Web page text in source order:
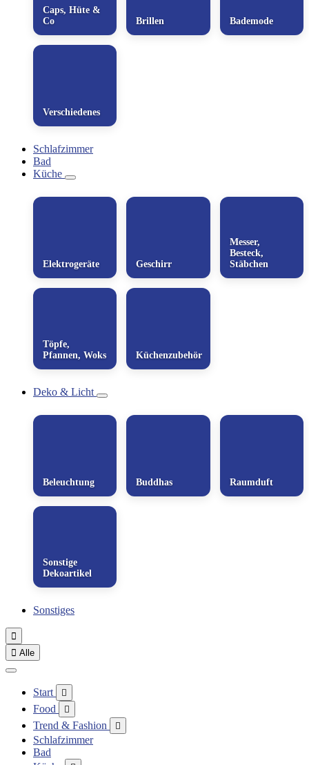
Caps, Hüte &
Co
Brillen Bademode
Verschiedenes
Schlafzimmer
Bad
Küche
Elektrogeräte Geschirr
Messer,
Besteck,
Stäbchen
Töpfe,
Pfannen, Woks
Küchenzubehör
Deko & Licht
Beleuchtung Buddhas Raumduft
Sonstige
Dekoartikel
Sonstiges

 Alle
Start 
Food 
Trend & Fashion 
Schlafzimmer
Bad